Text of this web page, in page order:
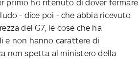
primo ho ritenuto di dover fermare
- dice poi - che abbia ricevuto
del G7, le cose che ha
e non hanno carattere di
non spetta al ministero della